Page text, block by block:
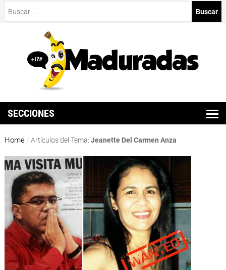
SECCIONES
Home / Artículos del Tema: Jeanette Del Carmen Anza